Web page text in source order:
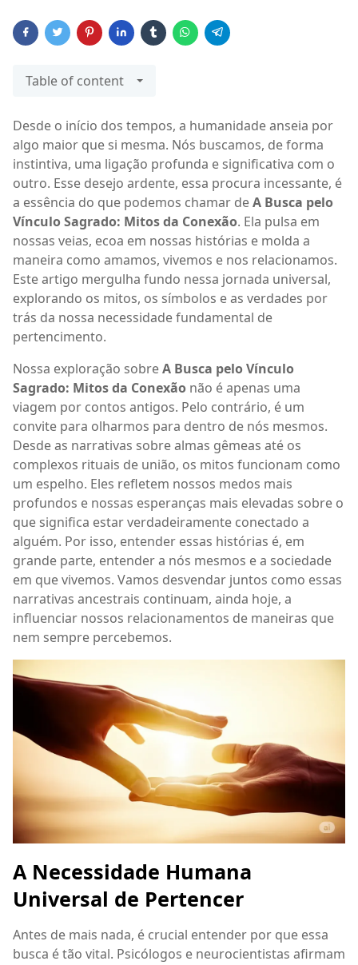
Table of content
Desde o início dos tempos, a humanidade anseia por
algo maior que si mesma. Nós buscamos, de forma
instintiva, uma ligação profunda e significativa com o
outro. Esse desejo ardente, essa procura incessante, é
a essência do que podemos chamar deA Busca pelo
Vínculo Sagrado: Mitos da Conexão. Ela pulsa em
nossas veias, ecoa em nossas histórias e molda a
maneira como amamos, vivemos e nos relacionamos.
Este artigo mergulha fundo nessa jornada universal,
explorando os mitos, os símbolos e as verdades por
trás da nossa necessidade fundamental de
pertencimento.
Nossa exploração sobreA Busca pelo Vínculo
Sagrado: Mitos da Conexão não é apenas uma
viagem por contos antigos. Pelo contrário, é um
convite para olharmos para dentro de nós mesmos.
Desde as narrativas sobre almas gêmeas até os
complexos rituais de união, os mitos funcionam como
um espelho. Eles refletem nossos medos mais
profundos e nossas esperanças mais elevadas sobre o
que significa estar verdadeiramente conectado a
alguém. Por isso, entender essas histórias é, em
grande parte, entender a nós mesmos e a sociedade
em que vivemos. Vamos desvendar juntos como essas
narrativas ancestrais continuam, ainda hoje, a
influenciar nossos relacionamentos de maneiras que
nem sempre percebemos.
A Necessidade Humana
Universal de Pertencer
Antes de mais nada, é crucial entender por que essa
busca é tão vital. Psicólogos e neurocientistas afirmam